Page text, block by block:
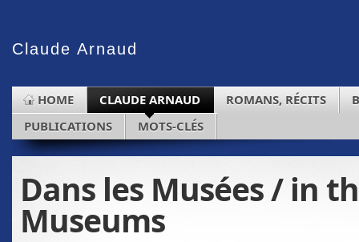
Claude Arnaud
HOME CLAUDE ARNAUD ROMANS, RÉCITS
PUBLICATIONS
MOTS-CLÉS
Dans les Musées / in
Museums